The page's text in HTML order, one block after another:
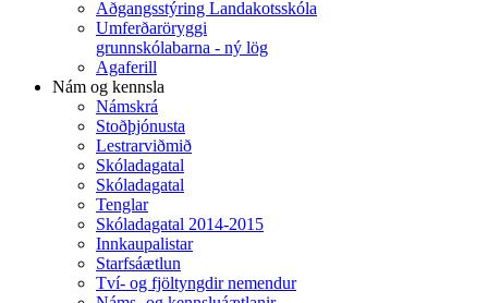
Aðgangsstýring Landakotsskóla
Umferðaröryggi
grunnskólabarna - ný lög
Agaferill
Nám og kennsla
Námskrá
Stoðþjónusta
Lestrarviðmið
Skóladagatal
Skóladagatal
Tenglar
Skóladagatal 2014-2015
Innkaupalistar
Starfsáætlun
Tví- og fjöltyngdir nemendur